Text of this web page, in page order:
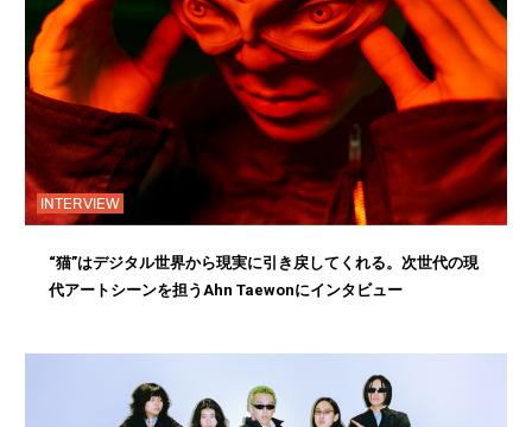
INTERVIEW
“猫”はデジタル世界から現実に引き戻してくれる。次世代の現
代アートシーンを担うAhn Taewonにインタビュー